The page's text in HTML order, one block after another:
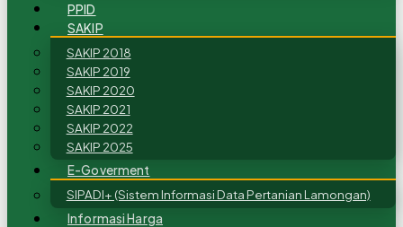
PPID
SAKIP
SAKIP 2018
SAKIP 2019
SAKIP 2020
SAKIP 2021
SAKIP 2022
SAKIP 2025
E-Goverment
SIPADI+ (Sistem Informasi Data Pertanian Lamongan)
Informasi Harga